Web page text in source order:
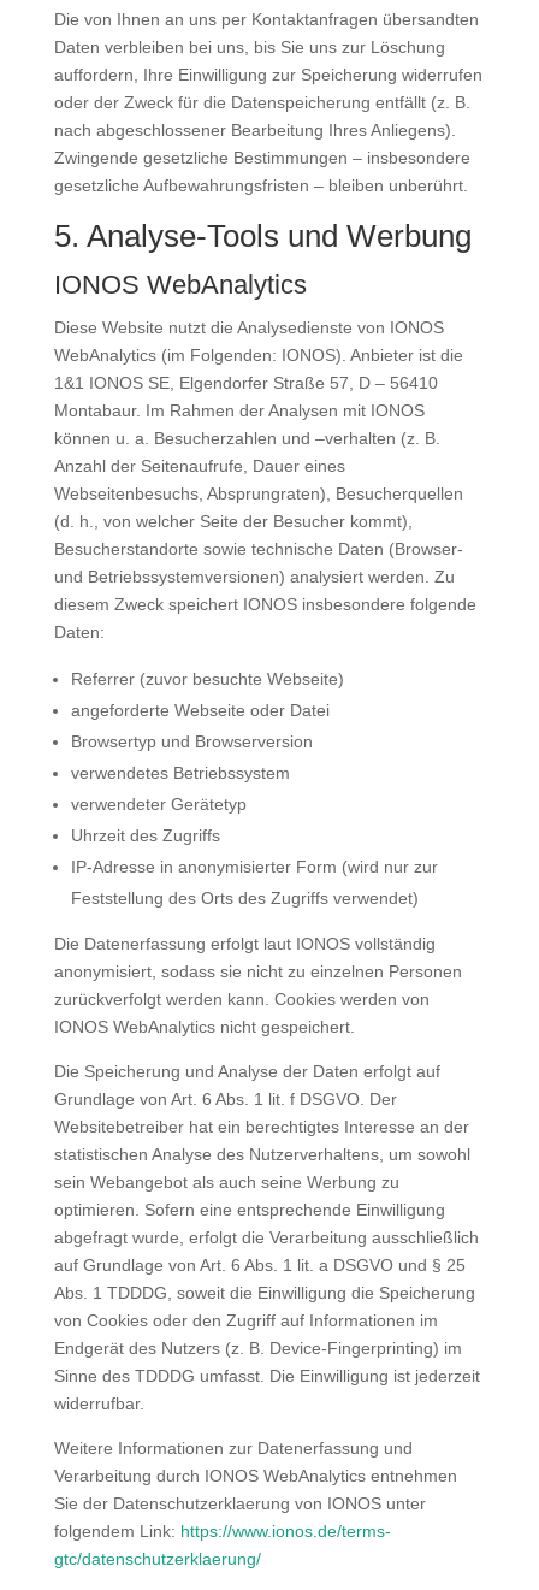
Die von Ihnen an uns per Kontaktanfragen übersandten
Daten verbleiben bei uns, bis Sie uns zur Löschung
auffordern, Ihre Einwilligung zur Speicherung widerrufen
oder der Zweck für die Datenspeicherung entfällt (z. B.
nach abgeschlossener Bearbeitung Ihres Anliegens).
Zwingende gesetzliche Bestimmungen – insbesondere
gesetzliche Aufbewahrungsfristen – bleiben unberührt.
5. Analyse-Tools und Werbung
IONOS WebAnalytics
Diese Website nutzt die Analysedienste von IONOS
WebAnalytics (im Folgenden: IONOS). Anbieter ist die
1&1 IONOS SE, Elgendorfer Straße 57, D – 56410
Montabaur. Im Rahmen der Analysen mit IONOS
können u. a. Besucherzahlen und –verhalten (z. B.
Anzahl der Seitenaufrufe, Dauer eines
Webseitenbesuchs, Absprungraten), Besucherquellen
(d. h., von welcher Seite der Besucher kommt),
Besucherstandorte sowie technische Daten (Browser-
und Betriebssystemversionen) analysiert werden. Zu
diesem Zweck speichert IONOS insbesondere folgende
Daten:
Referrer (zuvor besuchte Webseite)
angeforderte Webseite oder Datei
Browsertyp und Browserversion
verwendetes Betriebssystem
verwendeter Gerätetyp
Uhrzeit des Zugriffs
IP-Adresse in anonymisierter Form (wird nur zur
Feststellung des Orts des Zugriffs verwendet)
Die Datenerfassung erfolgt laut IONOS vollständig
anonymisiert, sodass sie nicht zu einzelnen Personen
zurückverfolgt werden kann. Cookies werden von
IONOS WebAnalytics nicht gespeichert.
Die Speicherung und Analyse der Daten erfolgt auf
Grundlage von Art. 6 Abs. 1 lit. f DSGVO. Der
Websitebetreiber hat ein berechtigtes Interesse an der
statistischen Analyse des Nutzerverhaltens, um sowohl
sein Webangebot als auch seine Werbung zu
optimieren. Sofern eine entsprechende Einwilligung
abgefragt wurde, erfolgt die Verarbeitung ausschließlich
auf Grundlage von Art. 6 Abs. 1 lit. a DSGVO und § 25
Abs. 1 TDDDG, soweit die Einwilligung die Speicherung
von Cookies oder den Zugriff auf Informationen im
Endgerät des Nutzers (z. B. Device-Fingerprinting) im
Sinne des TDDDG umfasst. Die Einwilligung ist jederzeit
widerrufbar.
Weitere Informationen zur Datenerfassung und
Verarbeitung durch IONOS WebAnalytics entnehmen
Sie der Datenschutzerklaerung von IONOS unter
folgendem Link: https://www.ionos.de/terms-
gtc/datenschutzerklaerung/